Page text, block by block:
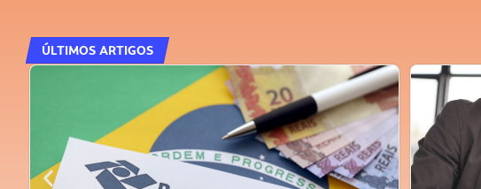
ÚLTIMOS ARTIGOS